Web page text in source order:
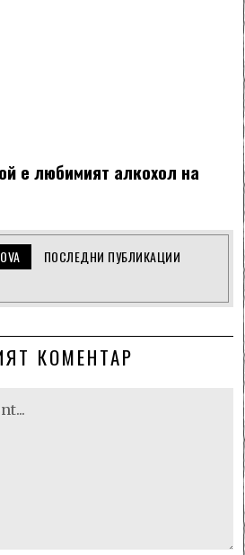
е любимият алкохол на
ПОСЛЕДНИ ПУБЛИКАЦИИ
КОМЕНТАР